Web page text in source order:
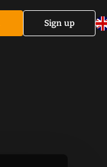
Sign up